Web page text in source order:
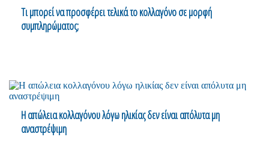
Τι μπορεί να προσφέρει τελικά το κολλαγόνο σε μορφή
συμπληρώματος;
Η απώλεια κολλαγόνου λόγω ηλικίας δεν είναι απόλυτα μη
αναστρέψιμη